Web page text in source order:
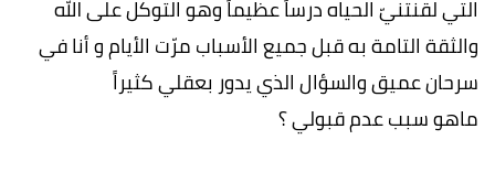
التي لقنتنيّ الحياه درساً عظيماً وهو التوكل على الله
والثقة التامة به قبل جميع الأسباب مرّت الأيام و أنا في
سرحان عميق والسؤال الذي يدور بعقلي كثيراً
ماهو سبب عدم قبولي ؟